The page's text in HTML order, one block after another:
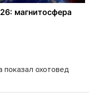
показал охотовед